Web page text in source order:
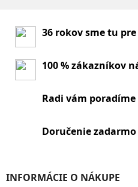
36 rokov sme tu pre
100 % zákazníkov
Radi vám
Doručenie zadarmo
INFORMÁCIE O NÁKUPE